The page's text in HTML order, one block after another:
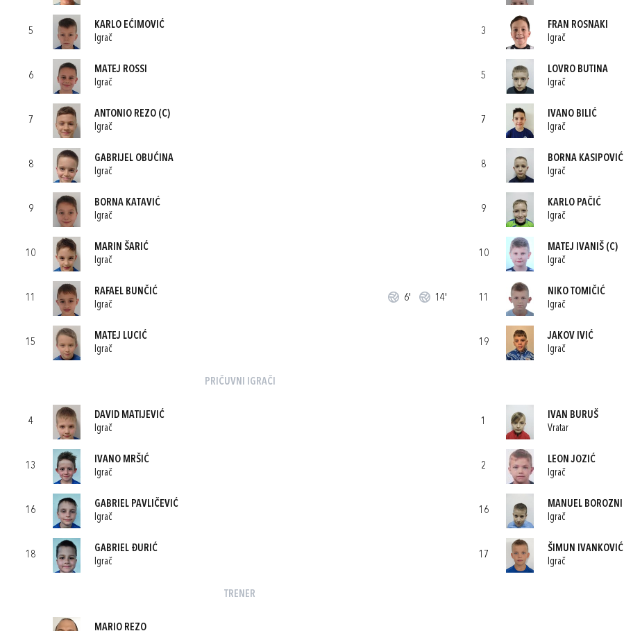
5
KARLO EĆIMOVIĆ
Igrač
6
MATEJ ROSSI
Igrač
7
ANTONIO REZO (C)
Igrač
8
GABRIJEL OBUĆINA
Igrač
9
BORNA KATAVIĆ
Igrač
10
MARIN ŠARIĆ
Igrač
11
RAFAEL BUNČIĆ
Igrač
6' 14'
15
MATEJ LUCIĆ
Igrač
PRIČUVNI IGRAČI
4
DAVID MATIJEVIĆ
Igrač
13
IVANO MRŠIĆ
Igrač
16
GABRIEL PAVLIČEVIĆ
Igrač
18
GABRIEL ĐURIĆ
Igrač
TRENER
MARIO REZO
3
FRAN ROSNAKI
Igrač
5
LOVRO BUTINA
Igrač
7
IVANO BILIĆ
Igrač
8
BORNA KASIPOVIĆ
Igrač
9
KARLO PAČIĆ
Igrač
10
MATEJ IVANIŠ(C)
Igrač
11
NIKO TOMIČIĆ
Igrač
19
JAKOV IVIĆ
Igrač
1
IVAN BURUŠ
Vratar
2
LEON JOZIĆ
Igrač
16
MANUEL BOROZNI
Igrač
17
ŠIMUN IVANKOVIĆ
Igrač